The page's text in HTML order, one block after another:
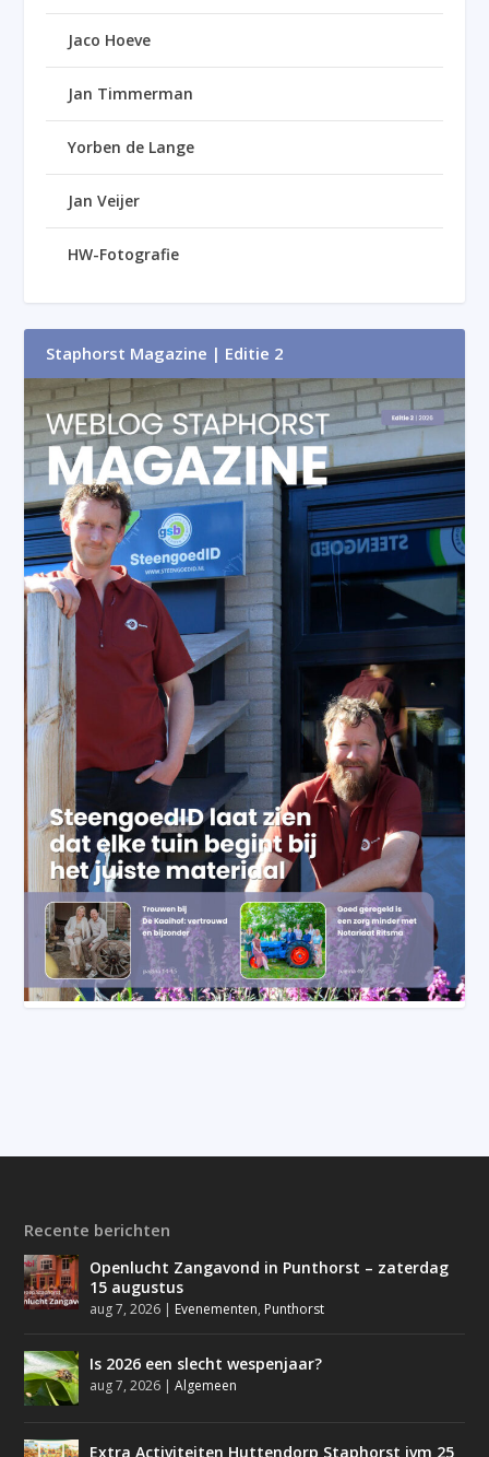
Jaco Hoeve
Jan Timmerman
Yorben de Lange
Jan Veijer
HW-Fotografie
Staphorst Magazine | Editie 2
Recente berichten
Openlucht Zangavond in Punthorst – zaterdag
15 augustus
aug 7, 2026 | Evenementen, Punthorst
Is 2026 een slecht wespenjaar?
aug 7, 2026 |Algemeen
Extra Activiteiten Huttendorp Staphorst ivm 25